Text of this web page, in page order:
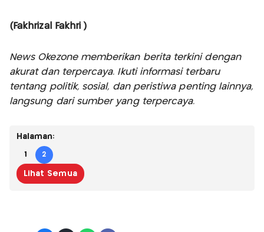
(Fakhrizal Fakhri )
News Okezone memberikan berita terkini dengan
akurat dan terpercaya. Ikuti informasi terbaru
tentang politik, sosial, dan peristiwa penting lainnya,
langsung dari sumber yang terpercaya.
Halaman:
1 2
Lihat Semua